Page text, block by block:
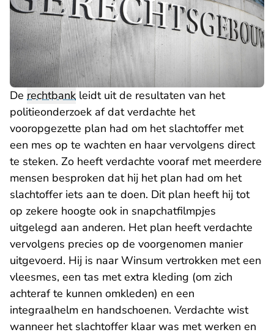
De rechtbank leidt uit de resultaten van het
politieonderzoek af dat verdachte het
vooropgezette plan had om het slachtoffer met
een mes op te wachten en haar vervolgens direct
te steken. Zo heeft verdachte vooraf met meerdere
mensen besproken dat hij het plan had om het
slachtoffer iets aan te doen. Dit plan heeft hij tot
op zekere hoogte ook in snapchatfilmpjes
uitgelegd aan anderen. Het plan heeft verdachte
vervolgens precies op de voorgenomen manier
uitgevoerd. Hij is naar Winsum vertrokken met een
vleesmes, een tas met extra kleding (om zich
achteraf te kunnen omkleden) en een
integraalhelm en handschoenen. Verdachte wist
wanneer het slachtoffer klaar was met werken en